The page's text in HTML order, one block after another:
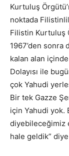
Kurtuluş
noktada
Filistin Kurtuluş
1967’den sonra
kalan alan
Dolayısı ile
çok Yahudi
Bir tek Gazze
için Yahudi yok.
diyebileceğimiz
hale geldik”